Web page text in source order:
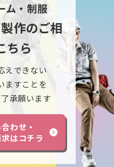
ム・制服
作のご相
ちら
えできない
ますことを
承願います
わせ・
はコチラ